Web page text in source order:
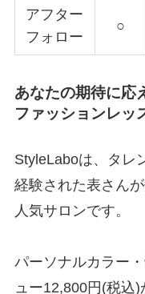
アフター
フォロー
○
あなたの期待に応
ファッションレッ
StyleLaboは、タレ
経験された表さん
人気サロンです。
パーソナルカラー
ュー12,800円(税込